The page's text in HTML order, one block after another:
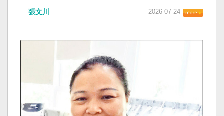
張文川 2026-07-24